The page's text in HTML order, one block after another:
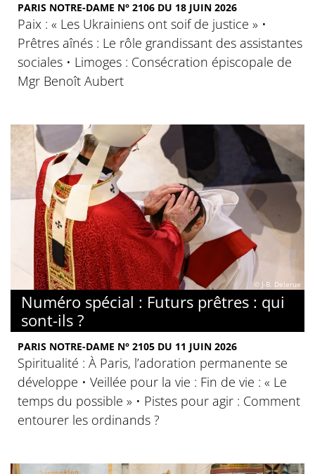
PARIS NOTRE-DAME N° 2106 DU 18 JUIN 2026
Paix : « Les Ukrainiens ont soif de justice » •
Prêtres aînés : Le rôle grandissant des assistantes
sociales • Limoges : Consécration épiscopale de
Mgr Benoît Aubert
© J-B. Delerue
Numéro spécial : Futurs prêtres : qui
sont-ils ?
PARIS NOTRE-DAME N° 2105 DU 11 JUIN 2026
Spiritualité : À Paris, l’adoration permanente se
développe • Veillée pour la vie : Fin de vie : « Le
temps du possible » • Pistes pour agir : Comment
entourer les ordinands ?